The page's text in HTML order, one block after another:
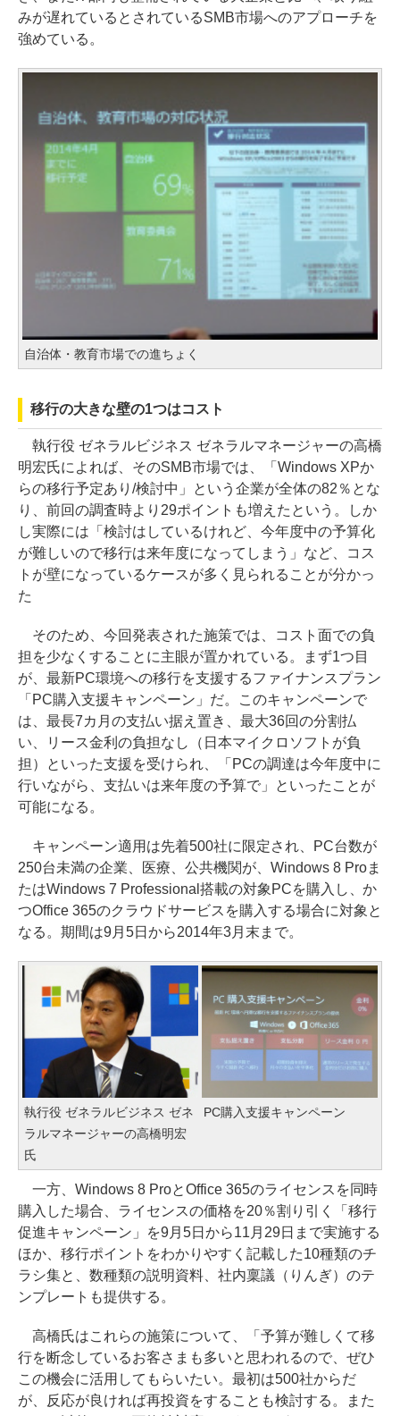
みが遅れているとされているSMB市場へのアプローチを
強めている。
自治体・教育市場での進ちょく
移行の大きな壁の1つはコスト
執行役 ゼネラルビジネス ゼネラルマネージャーの高橋
明宏氏によれば、そのSMB市場では、「Windows XPか
らの移行予定あり/検討中」という企業が全体の82％とな
り、前回の調査時より29ポイントも増えたという。しか
し実際には「検討はしているけれど、今年度中の予算化
が難しいので移行は来年度になってしまう」など、コス
トが壁になっているケースが多く見られることが分かっ
た
そのため、今回発表された施策では、コスト面での負
担を少なくすることに主眼が置かれている。まず1つ目
が、最新PC環境への移行を支援するファイナンスプラン
「PC購入支援キャンペーン」だ。このキャンペーンで
は、最長7カ月の支払い据え置き、最大36回の分割払
い、リース金利の負担なし（日本マイクロソフトが負
担）といった支援を受けられ、「PCの調達は今年度中に
行いながら、支払いは来年度の予算で」といったことが
可能になる。
キャンペーン適用は先着500社に限定され、PC台数が
250台未満の企業、医療、公共機関が、Windows 8 Proま
たはWindows 7 Professional搭載の対象PCを購入し、か
つOffice 365のクラウドサービスを購入する場合に対象と
なる。期間は9月5日から2014年3月末まで。
執行役 ゼネラルビジネス ゼネ
ラルマネージャーの高橋明宏
氏
PC購入支援キャンペーン
一方、Windows 8 ProとOffice 365のライセンスを同時
購入した場合、ライセンスの価格を20％割り引く「移行
促進キャンペーン」を9月5日から11月29日まで実施する
ほか、移行ポイントをわかりやすく記載した10種類のチ
ラシ集と、数種類の説明資料、社内稟議（りんぎ）のテ
ンプレートも提供する。
高橋氏はこれらの施策について、「予算が難しくて移
行を断念しているお客さまも多いと思われるので、ぜひ
この機会に活用してもらいたい。最初は500社からだ
が、反応が良ければ再投資をすることも検討する。また